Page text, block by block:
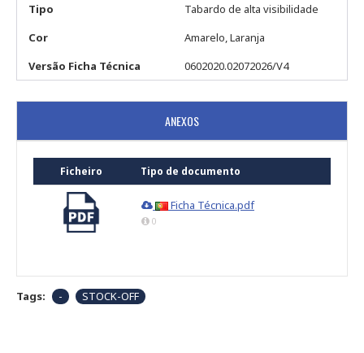
Tipo
Tabardo de alta visibilidade
Cor
Amarelo, Laranja
Versão Ficha Técnica
0602020.02072026/V4
ANEXOS
Ficheiro Tipo de documento
Ficha Técnica.pdf
0
Tags: - STOCK-OFF